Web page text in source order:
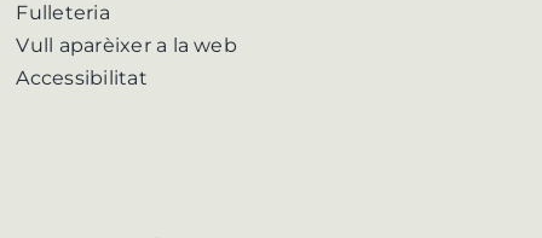
Fulleteria
Vull aparèixer a la web
Accessibilitat